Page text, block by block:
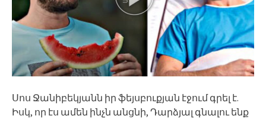
Սոս Ջանիբեկյանն իր ֆեյսբուքյան էջում գրել է.
Իսկ, որ էս ամեն ինչն անցնի, Դարձյալ գնալու ենք